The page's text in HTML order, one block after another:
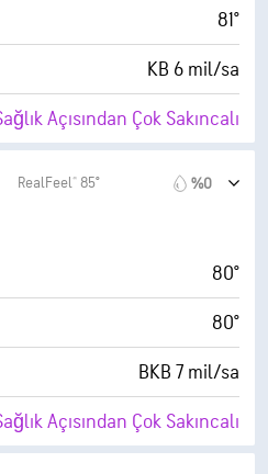
10 (Çok Parlak)
%0
6 mil
81°
KB 6 mil/sa
Açısından Çok Sakıncalı
%14
29° F
10 (Çok Parlak)
%0
RealFeel® 85° %0
80°
80°
BKB 7 mil/sa
Açısından Çok Sakıncalı